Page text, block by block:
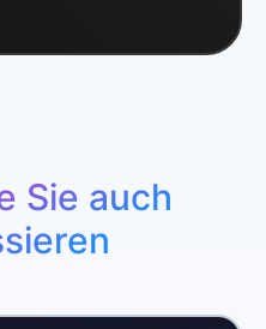
unsere Partner für
Analysen weiter. Unsere
Sie auch